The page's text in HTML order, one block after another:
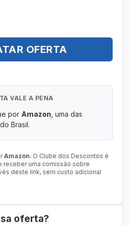
OFERTA
VALE A PENA
por Amazon , uma das
Brasil.
Amazon. O Clube dos Descontos é
receber uma comissão sobre
deste link, sem custo adicional
oferta?